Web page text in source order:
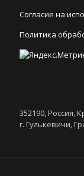
Согласие на
Политика
352190, Россия,
г. Гулькевичи,